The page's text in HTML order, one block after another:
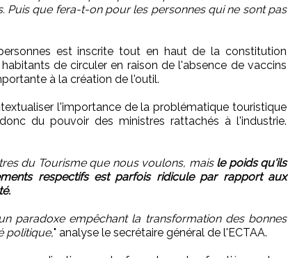
Puis que fera-t-on pour les personnes qui ne sont pas
est inscrite tout en haut de la constitution
de circuler en raison de l'absence de vaccins
à la création de l'outil.
l'importance de la problématique touristique
du pouvoir des ministres rattachés à l'industrie.
du Tourisme que nous voulons, mais le poids qu'ils
respectifs est parfois ridicule par rapport aux
paradoxe empêchant la transformation des bonnes
politique," analyse le secrétaire général de l'ECTAA.